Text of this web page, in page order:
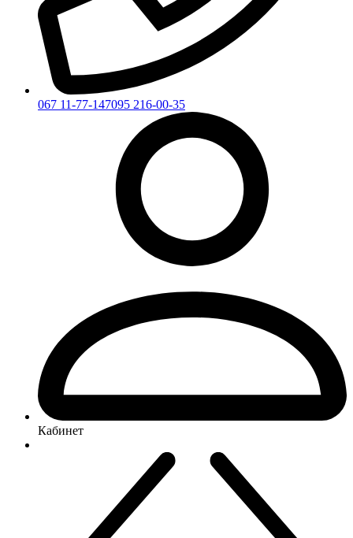
067 11-77-147095 216-00-35
Кабинет